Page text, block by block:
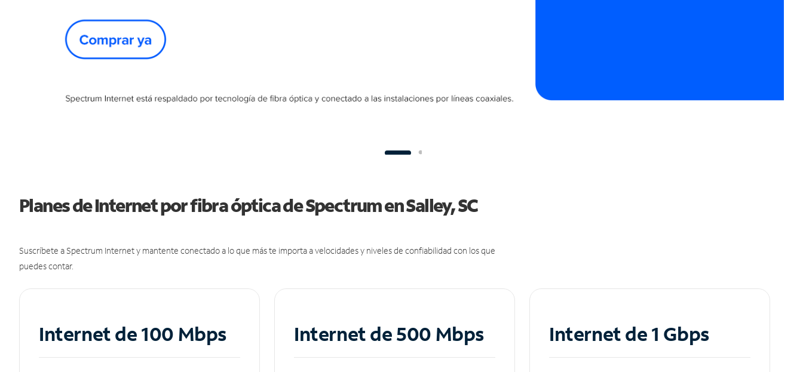
Planes de Internet por fibra óptica de Spectrum en Salley, SC
Suscríbete a Spectrum Internet y mantente conectado a lo que más te importa a velocidades y niveles de confiabilidad con los que
puedes contar.
Internet de 100 Mbps Internet de 500 Mbps Internet de 1 Gbps